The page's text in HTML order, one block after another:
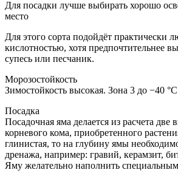
Для посадки лучше выбирать хорошо
место
Для этого сорта подойдёт практически
кислотностью, хотя предпочтительнее
супесь или песчаник.
Морозостойкость
Зимостойкость высокая. Зона 3 до −40 °C
Посадка
Посадочная яма делается из расчета
корневого кома, приобретенного
глинистая, то на глубину ямы
дренажа, например: гравий, керамзит,
Яму желательно наполнить